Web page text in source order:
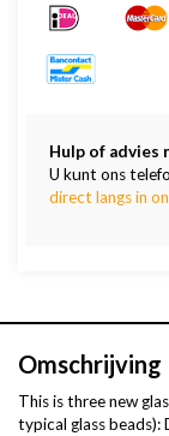
Hulp of advies
U kunt ons
direct langs in
Omschrijving
This is three new
typical glass beads):